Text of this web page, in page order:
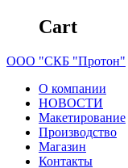
Cart
ООО "СКБ "Протон"
О компании
НОВОСТИ
Макетирование
Производство
Магазин
Контакты